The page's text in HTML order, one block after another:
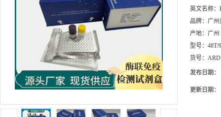
英文名称：
品牌： 广州
产地： 广州
型号： 48T/
货号： ARD
发布日期：
更新日期：